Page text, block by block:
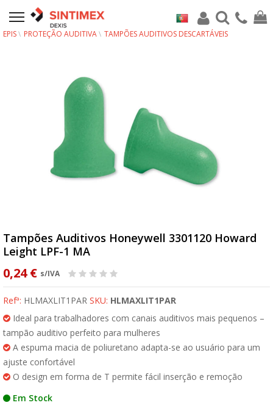
EPIS PROTEÇÃO AUDITIVA TAMPÕES AUDITIVOS DESCARTÁVEIS
Tampões Auditivos Honeywell 3301120 Howard
Leight LPF-1 MA
0,24 € s/IVA
Refª: HLMAXLIT1PAR SKU: HLMAXLIT1PAR
Ideal para trabalhadores com canais auditivos mais pequenos –
tampão auditivo perfeito para mulheres
A espuma macia de poliuretano adapta-se ao usuário para um
ajuste confortável
O design em forma de T permite fácil inserção e remoção
Em Stock